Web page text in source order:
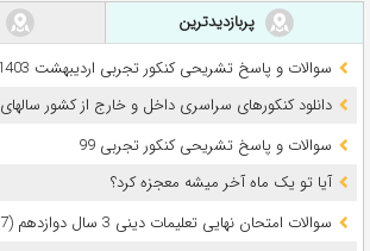
پربازدیدترین
سوالات و پاسخ تشریحی کنکور تجربی اردیبهشت 1403 (نوبت اول)
دانلود کنکورهای سراسری داخل و خارج از کشور سالهای 1381 تا 1405
سوالات و پاسخ تشریحی کنکور تجربی 99
آیا تو یک ماه آخر میشه معجزه کرد؟
سوالات امتحان نهایی تعلیمات دینی 3 سال دوازدهم (1397 تا 1405)